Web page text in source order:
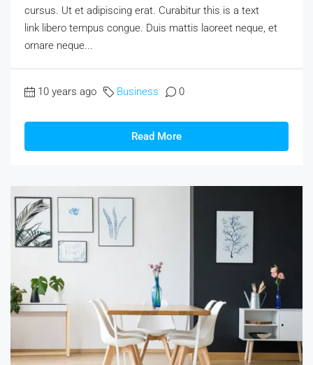
cursus. Ut et adipiscing erat. Curabitur this is a text
link libero tempus congue. Duis mattis laoreet neque, et
ornare neque...
10 years ago Business 0
Read More